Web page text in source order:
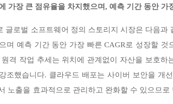
가장 큰 점유율을 차지했으며, 예측 기간 동안
글로벌 소프트웨어 정의 스토리지 시장은 다음과
며 예측 기간 동안 가장 빠른 CAGR로 성장할 것
격 작업 추세는 위치에 관계없이 자산을 보호
조했습니다. 클라우드 배포는 사이버 보안을 개
노출을 효과적으로 관리하고 완화할 수 있으므